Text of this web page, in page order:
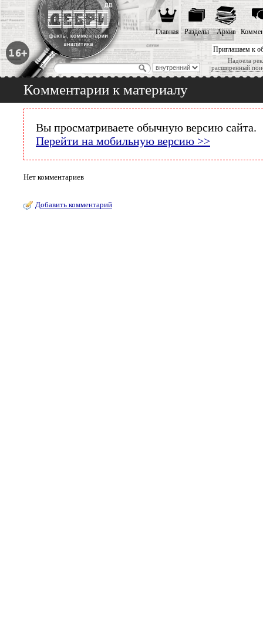
Приглашаем к
Надоела
расширенный
Главная Разделы Архив
Комментарии к материалу
Вы просматриваете обычную версию сайта.
Перейти на мобильную версию >>
Нет комментариев
Добавить комментарий